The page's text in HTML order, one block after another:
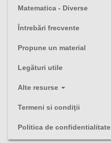
Matematica - Diverse
Întrebări frecvente
Propune un material
Legături utile
Alte resurse
Termeni si condiţii
Politica de confidentialitate